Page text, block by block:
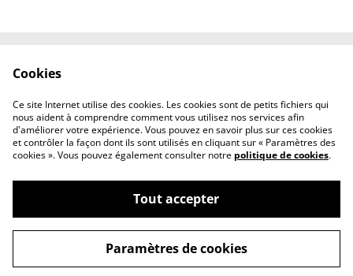
confidentialité
©2026Shyra Butterfly
powered by
Cookies
Ce site Internet utilise des cookies. Les cookies sont de petits fichiers qui
nous aident à comprendre comment vous utilisez nos services afin
d'améliorer votre expérience. Vous pouvez en savoir plus sur ces cookies
et contrôler la façon dont ils sont utilisés en cliquant sur « Paramètres des
cookies ». Vous pouvez également consulter notre politique de cookies.
Tout accepter
Paramètres de cookies